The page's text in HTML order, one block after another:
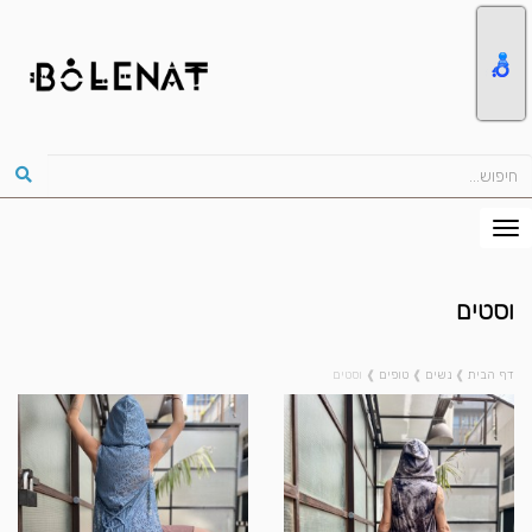
וסטים
דף הבית ❱ נשים ❱ טופים ❱ וסטים